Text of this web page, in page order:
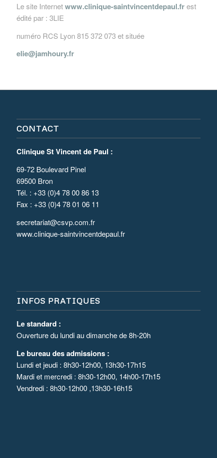
Le site Internetwww.clinique-saintvincentdepaul.frest
édité par : 3LIE
numéro RCS Lyon 815 372 073 et située
elie@jamhoury.fr
CONTACT
Clinique St Vincent de Paul :
69-72 Boulevard Pinel
69500 Bron
Tél. : +33 (0)4 78 00 86 13
Fax : +33 (0)4 78 01 06 11
secretariat@csvp.com.fr
www.clinique-saintvincentdepaul.fr
INFOS PRATIQUES
Le standard :
Ouverture du lundi au dimanche de 8h-20h
Le bureau des admissions :
Lundi et jeudi : 8h30-12h00, 13h30-17h15
Mardi et mercredi : 8h30-12h00, 14h00-17h15
Vendredi : 8h30-12h00 ,13h30-16h15